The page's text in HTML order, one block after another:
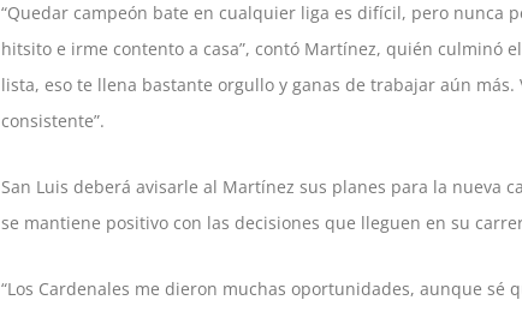
“Quedar campeón bate en cualquier liga es difícil, pero nunca
hitsito e irme contento a casa”, contó Martínez, quién culminó
lista, eso te llena bastante orgullo y ganas de trabajar aún
consistente”.
San Luis deberá avisarle al Martínez sus planes para la nueva
se mantiene positivo con las decisiones que lleguen en su
“Los Cardenales me dieron muchas oportunidades, aunque sé